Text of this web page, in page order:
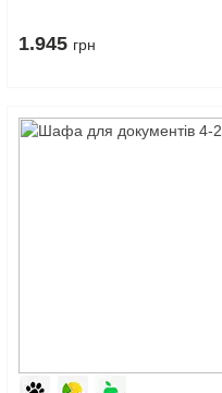
1.945 грн